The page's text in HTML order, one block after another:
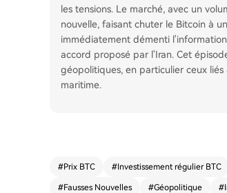
les tensions. Le marché, avec un
nouvelle, faisant chuter le Bitcoin à
immédiatement démenti
accord proposé par l'Iran. Cet
géopolitiques, en particulier ceux
maritime.
#Prix BTC #Investissement régulier BTC
#Fausses Nouvelles #Géopolitique #